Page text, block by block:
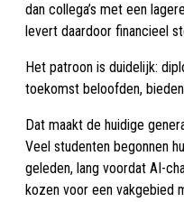
dan collega’s met een
levert daardoor financieel
Het patroon is duidelijk:
toekomst beloofden,
Dat maakt de huidige
Veel studenten begonnen
geleden, lang voordat AI-
kozen voor een vakgebied